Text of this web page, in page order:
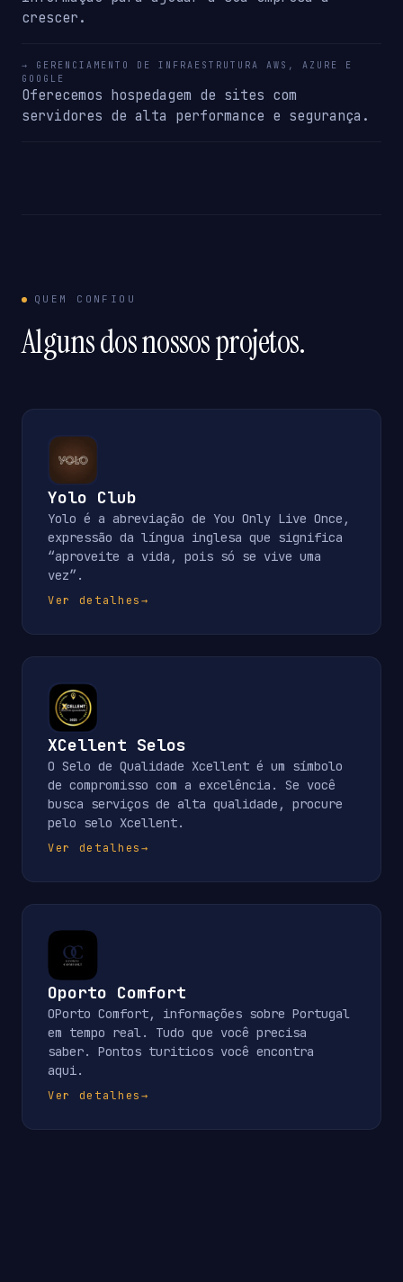
crescer.
→ GERENCIAMENTO DE INFRAESTRUTURA AWS, AZURE E
GOOGLE
Oferecemos hospedagem de sites com
servidores de alta performance e segurança.
QUEM CONFIOU
Alguns dos nossos projetos.
Yolo Club
Yolo é a abreviação de You Only Live Once,
expressão da língua inglesa que significa
“aproveite a vida, pois só se vive uma
vez”.
Ver detalhes→
XCellent Selos
O Selo de Qualidade Xcellent é um símbolo
de compromisso com a excelência. Se você
busca serviços de alta qualidade, procure
pelo selo Xcellent.
Ver detalhes→
Oporto Comfort
OPorto Comfort, informações sobre Portugal
em tempo real. Tudo que você precisa
saber. Pontos turiticos você encontra
aqui.
Ver detalhes→